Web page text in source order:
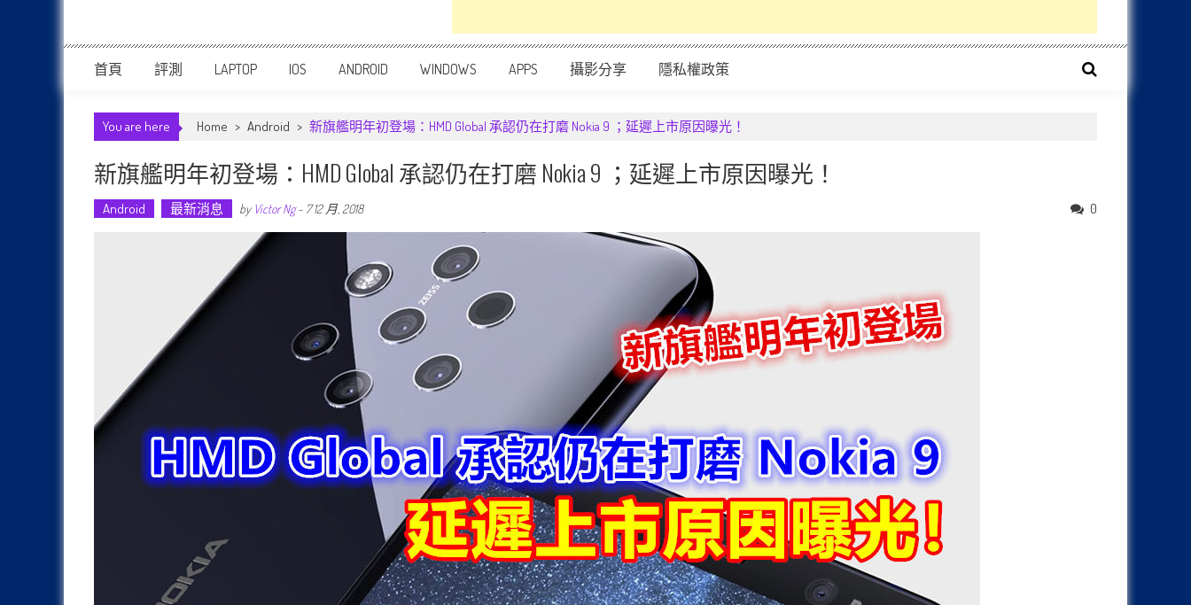
首頁 評測 LAPTOP IOS ANDROID WINDOWS APPS 攝影分享 隱私權政策
You are here Home > Android > 新旗艦明年初登場：HMD Global 承認仍在打磨 Nokia 9 ；延遲上市原因曝光！
新旗艦明年初登場：HMD Global 承認仍在打磨 Nokia 9 ；延遲上市原因曝光！
Android 最新消息 by Victor Ng- 7 12 月, 2018 0